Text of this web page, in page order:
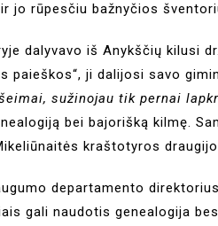
jo rūpesčiu bažnyčios
dalyvavo iš Anykščių kilusi
paieškos“, ji dalijosi savo
sužinojau tik pernai
bei bajorišką kilmę.
kraštotyros
departamento
gali naudotis genealogija